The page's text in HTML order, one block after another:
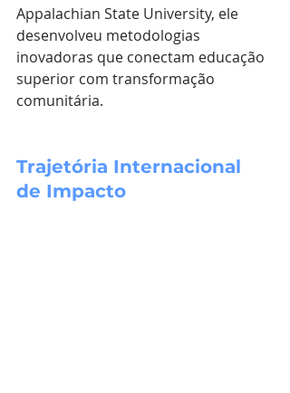
Appalachian State University, ele
desenvolveu metodologias
inovadoras que conectam educação
superior com transformação
comunitária.
Trajetória Internacional
de Impacto